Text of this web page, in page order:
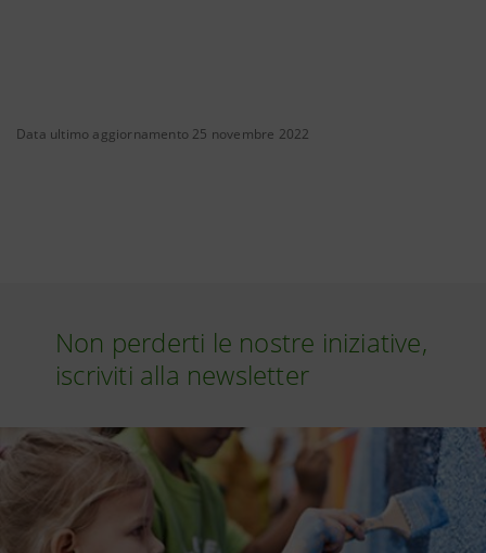
Data ultimo aggiornamento 25 novembre 2022
Non perderti le nostre iniziative,
iscriviti alla newsletter